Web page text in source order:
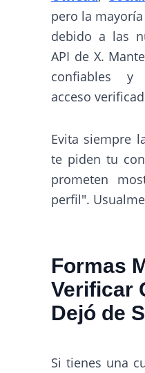
pero la
debido a las
API de X.
confiables y
acceso
Evita siempre
te piden tu
prometen
perfil".
Formas
Verificar
Dejó de
Si tienes una